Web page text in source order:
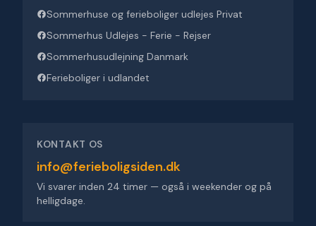
Sommerhuse og ferieboliger udlejes Privat
Sommerhus Udlejes - Ferie - Rejser
Sommerhusudlejning Danmark
Ferieboliger i udlandet
KONTAKT OS
info@ferieboligsiden.dk
Vi svarer inden 24 timer — også i weekender og på
helligdage.